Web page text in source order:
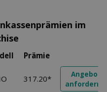
im
Prämie
317.20*
Angebot
anfordern